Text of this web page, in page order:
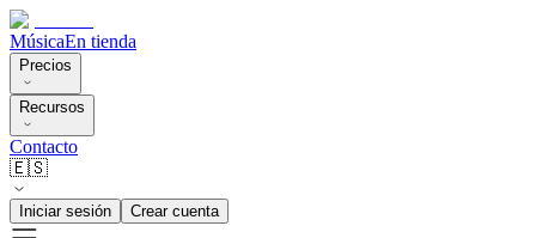
MúsicaEn tienda
Precios
Recursos
Contacto
🇪🇸
Iniciar sesión Crear cuenta